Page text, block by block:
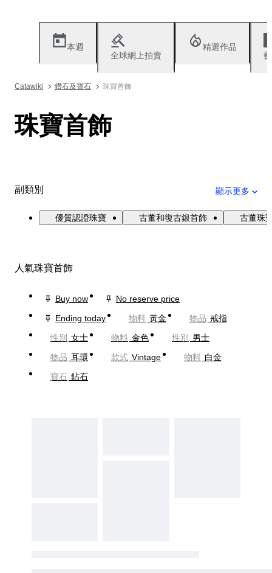
本週
全球網上拍賣
精選作品
Catawiki 鑽石及寶石 珠寶首飾
珠寶首飾
副類別 顯示更多
優質認證珠寶 古董和復古銀首飾 古董珠
人氣珠寶首飾
Buy now
No reserve price
Ending today
物料 黃金 物品 戒指
性別 女士 物料 金色 性別
男士
物品 耳環 款式 Vintage 物料 白金
寶石 鉆石